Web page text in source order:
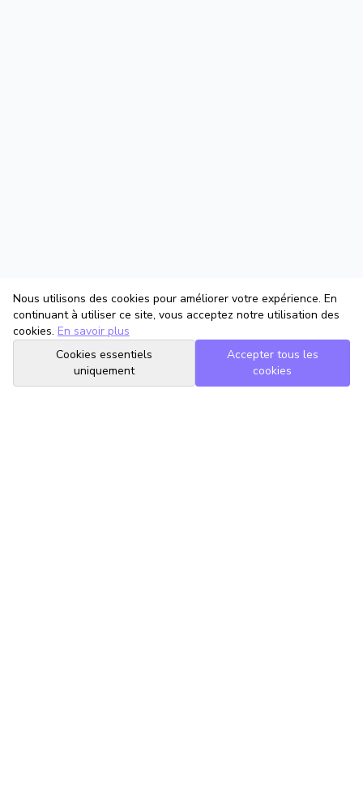
Nous utilisons des cookies pour améliorer votre expérience. En
continuant à utiliser ce site, vous acceptez notre utilisation des
cookies. En savoir plus
Cookies essentiels
uniquement
Accepter tous les
cookies